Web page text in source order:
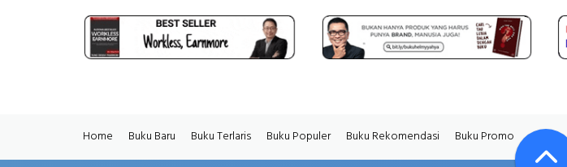
Home Buku Baru Buku Terlaris Buku Populer Buku Rekomendasi Buku Promo